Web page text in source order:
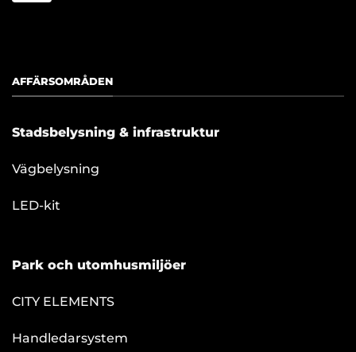
AFFÄRSOMRÅDEN
Stadsbelysning & infrastruktur
Vägbelysning
LED-kit
Park och utomhusmiljöer
CITY ELEMENTS
Handledarsystem